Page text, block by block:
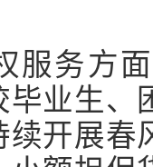
服务方
毕业生、
续开展春